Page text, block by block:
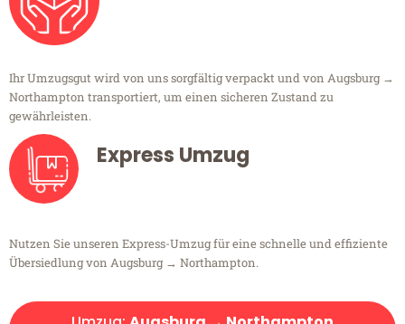
Ihr Umzugsgut wird von uns sorgfältig verpackt und von Augsburg →
Northampton transportiert, um einen sicheren Zustand zu
gewährleisten.
Express Umzug
Nutzen Sie unseren Express-Umzug für eine schnelle und effiziente
Übersiedlung von Augsburg → Northampton.